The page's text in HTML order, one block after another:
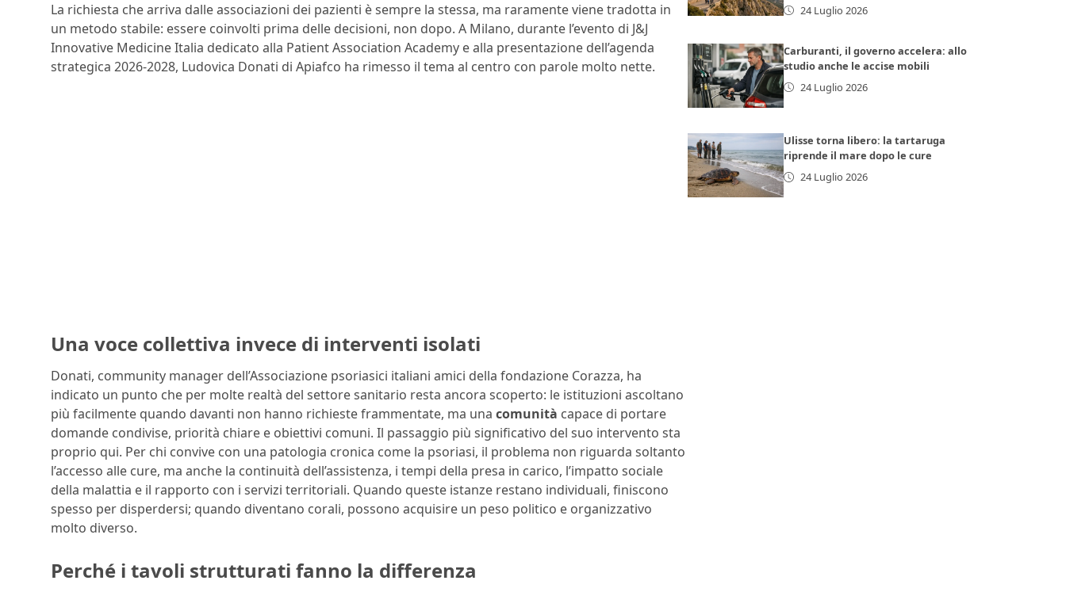
La richiesta che arriva dalle associazioni dei pazienti è sempre la stessa, ma raramente viene tradotta in
un metodo stabile: essere coinvolti prima delle decisioni, non dopo. A Milano, durante l’evento di J&J
Innovative Medicine Italia dedicato alla Patient Association Academy e alla presentazione dell’agenda
strategica 2026-2028, Ludovica Donati di Apiafco ha rimesso il tema al centro con parole molto nette.
Una voce collettiva invece di interventi isolati
Donati, community manager dell’Associazione psoriasici italiani amici della fondazione Corazza, ha
indicato un punto che per molte realtà del settore sanitario resta ancora scoperto: le istituzioni ascoltano
più facilmente quando davanti non hanno richieste frammentate, ma una comunità capace di portare
domande condivise, priorità chiare e obiettivi comuni. Il passaggio più significativo del suo intervento sta
proprio qui. Per chi convive con una patologia cronica come la psoriasi, il problema non riguarda soltanto
l’accesso alle cure, ma anche la continuità dell’assistenza, i tempi della presa in carico, l’impatto sociale
della malattia e il rapporto con i servizi territoriali. Quando queste istanze restano individuali, finiscono
spesso per disperdersi; quando diventano corali, possono acquisire un peso politico e organizzativo
molto diverso.
Perché i tavoli strutturati fanno la differenza
24 Luglio 2026
Carburanti, il governo accelera: allo
studio anche le accise mobili
24 Luglio 2026
Ulisse torna libero: la tartaruga
riprende il mare dopo le cure
24 Luglio 2026